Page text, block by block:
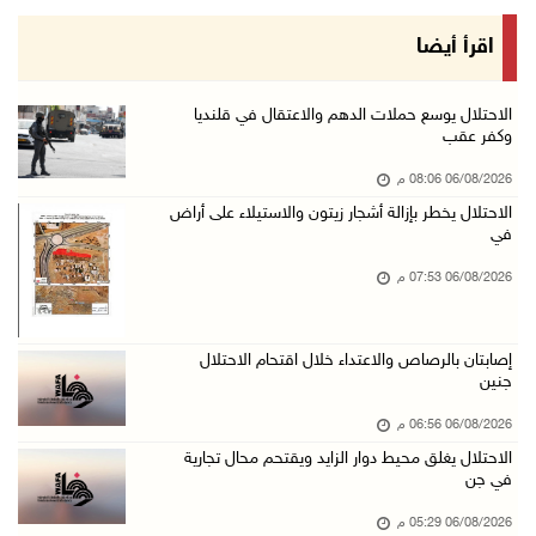
الاحتلال يغلق محيط دوار الزايد ويقتحم محال تج ...
الاحتلال يقتحم مدينة طوباس وبلدة عقابا
"النقل والمواصلات" تطلق حملة لترخيص الجرارات ...
06/آب/2026 04:26 م
إرهاب المستوطنين يضرب في خربة الطوبا
06/آب/2026 03:06 م
الخليلي تبحث مع النائب العام تعزيز الشراكة في ...
06/آب/2026 02:41 م
اقرأ أيضا
الاحتلال يوسع حملات الدهم والاعتقال في قلنديا
وكفر عقب
06/08/2026 08:06 م
الاحتلال يخطر بإزالة أشجار زيتون والاستيلاء على أراض
في
06/08/2026 07:53 م
إصابتان بالرصاص والاعتداء خلال اقتحام الاحتلال
جنين
06/08/2026 06:56 م
الاحتلال يغلق محيط دوار الزايد ويقتحم محال تجارية
في جن
06/08/2026 05:29 م